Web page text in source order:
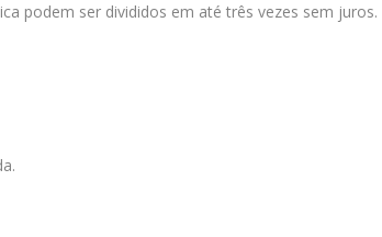
podem ser divididos em até três vezes sem juros.